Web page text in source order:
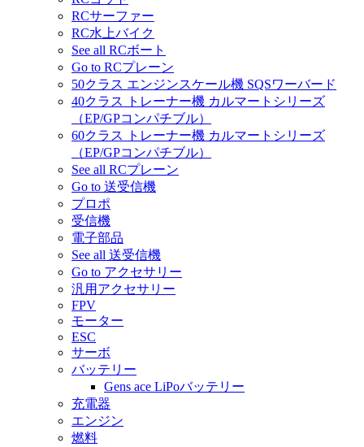
RCサーファー
RC水上バイク
See all RCボート
Go to RCプレーン
50クラス エンジンスケール機 SQSワーバード
40クラス トレーナー機 カルマートシリーズ
（EP/GPコンパチブル）
60クラス トレーナー機 カルマートシリーズ
（EP/GPコンパチブル）
See all RCプレーン
Go to 送受信機
プロポ
受信機
電子部品
See all 送受信機
Go to アクセサリー
汎用アクセサリー
FPV
モーター
ESC
サーボ
バッテリー
Gens ace LiPoバッテリー
充電器
エンジン
燃料